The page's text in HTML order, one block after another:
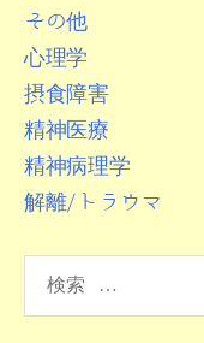
その他
心理学
摂食障害
精神医療
精神病理学
解離/トラウマ